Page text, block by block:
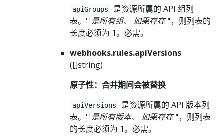
apiGroups
是资源所属的 API 组列
表。'' 是所有组。 如果存在 ''，则列表的
长度必须为 1。必需。
webhooks.rules.apiVersions
([]string)
原子性：合并期间会被替换
apiVersions
是资源所属的 API 版本列
表。'' 是所有版本。 如果存在 ''，则列表
的长度必须为 1。必需。